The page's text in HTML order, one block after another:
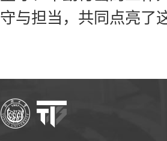
守与担当，共同点亮了